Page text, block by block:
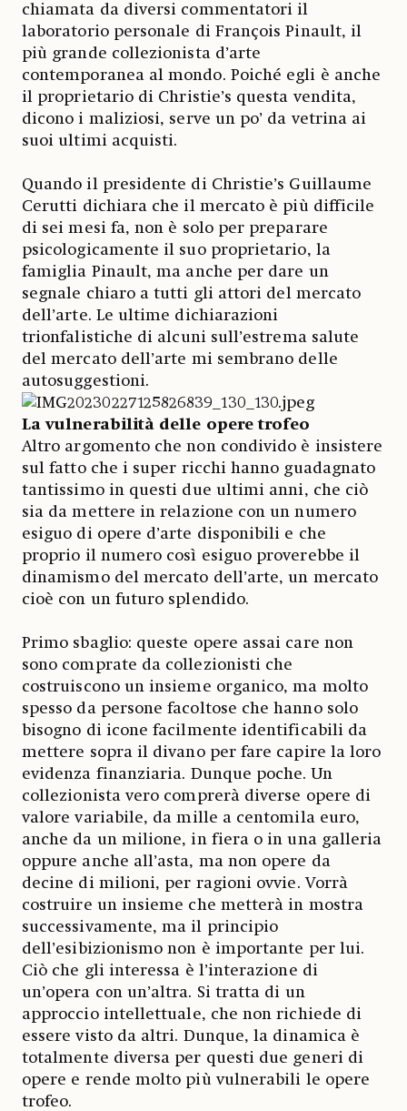
chiamata da diversi commentatori il
laboratorio personale di François Pinault, il
più grande collezionista d’arte
contemporanea al mondo. Poiché egli è anche
il proprietario di Christie’s questa vendita,
dicono i maliziosi, serve un po’ da vetrina ai
suoi ultimi acquisti.
Quando il presidente di Christie’s Guillaume
Cerutti dichiara che il mercato è più difficile
di sei mesi fa, non è solo per preparare
psicologicamente il suo proprietario, la
famiglia Pinault, ma anche per dare un
segnale chiaro a tutti gli attori del mercato
dell’arte. Le ultime dichiarazioni
trionfalistiche di alcuni sull’estrema salute
del mercato dell’arte mi sembrano delle
autosuggestioni.
La vulnerabilità delle opere trofeo
Altro argomento che non condivido è insistere
sul fatto che i super ricchi hanno guadagnato
tantissimo in questi due ultimi anni, che ciò
sia da mettere in relazione con un numero
esiguo di opere d’arte disponibili e che
proprio il numero così esiguo proverebbe il
dinamismo del mercato dell’arte, un mercato
cioè con un futuro splendido.
Primo sbaglio: queste opere assai care non
sono comprate da collezionisti che
costruiscono un insieme organico, ma molto
spesso da persone facoltose che hanno solo
bisogno di icone facilmente identificabili da
mettere sopra il divano per fare capire la loro
evidenza finanziaria. Dunque poche. Un
collezionista vero comprerà diverse opere di
valore variabile, da mille a centomila euro,
anche da un milione, in fiera o in una galleria
oppure anche all’asta, ma non opere da
decine di milioni, per ragioni ovvie. Vorrà
costruire un insieme che metterà in mostra
successivamente, ma il principio
dell’esibizionismo non è importante per lui.
Ciò che gli interessa è l’interazione di
un’opera con un’altra. Si tratta di un
approccio intellettuale, che non richiede di
essere visto da altri. Dunque, la dinamica è
totalmente diversa per questi due generi di
opere e rende molto più vulnerabili le opere
trofeo.